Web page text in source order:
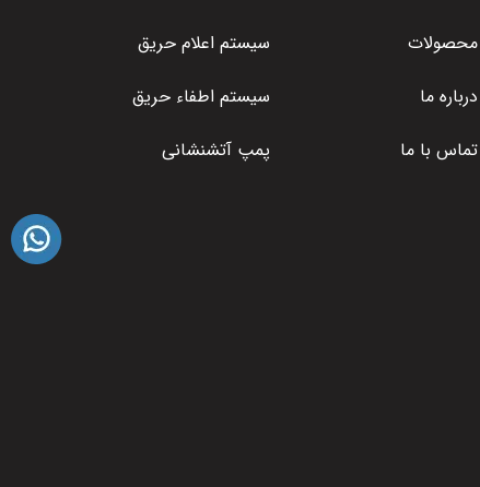
محصولات
درباره ما
تماس با ما
سیستم اعلام حریق
سیستم اطفاء حریق
پمپ آتشنشانی